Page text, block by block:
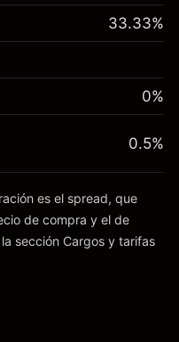
%
(-$1.85)
apalancamiento
~ $
$1,000.00
la
0.013699
apalancamiento
~ $
33.33%
0%
Cargos
0.5%
es el spread, que
de compra y el de
sección Cargos y tarifas